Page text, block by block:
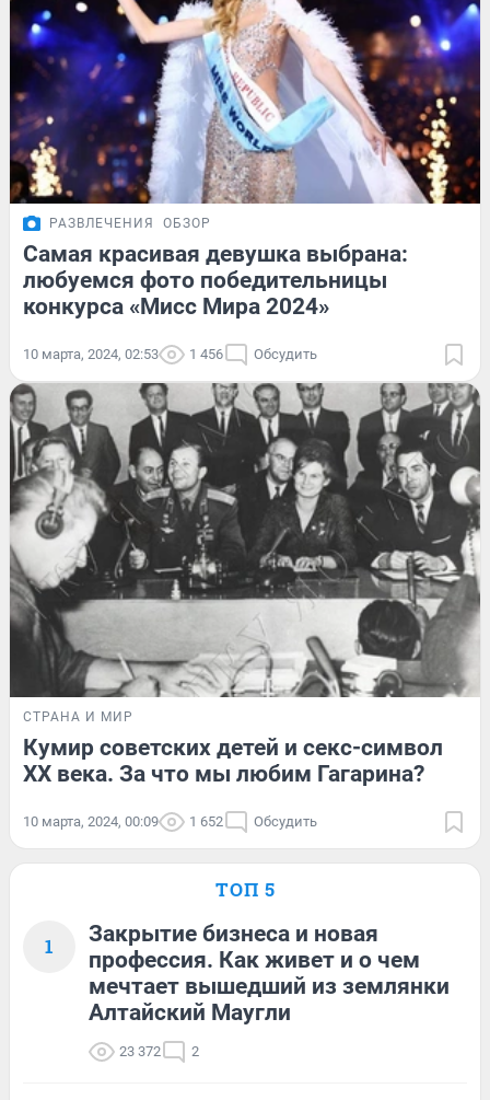
РАЗВЛЕЧЕНИЯ ОБЗОР
Самая красивая девушка выбрана:
любуемся фото победительницы
конкурса «Мисс Мира 2024»
10 марта, 2024, 02:53 1 456 Обсудить
СТРАНА И МИР
Кумир советских детей и секс-символ
XX века. За что мы любим Гагарина?
10 марта, 2024, 00:09 1 652 Обсудить
ТОП 5
1
Закрытие бизнеса и новая
профессия. Как живет и о чем
мечтает вышедший из землянки
Алтайский Маугли
23 372 2